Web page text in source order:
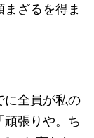
ざるを得ま
に全員が私の
頑張りや。ち